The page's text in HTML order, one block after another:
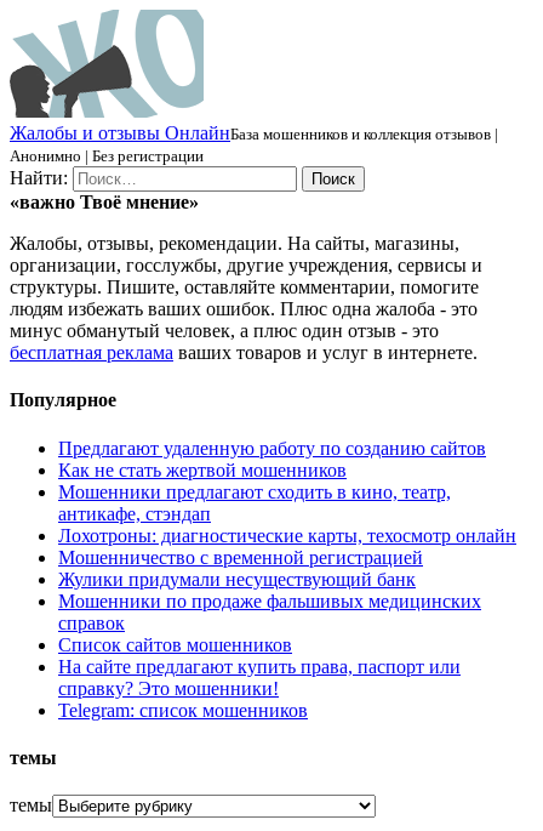
Жалобы и отзывы ОнлайнБаза мошенников и коллекция отзывов |
Анонимно | Без регистрации
Найти:
«важно Твоё мнение»
Жалобы, отзывы, рекомендации. На сайты, магазины,
организации, госслужбы, другие учреждения, сервисы и
структуры. Пишите, оставляйте комментарии, помогите
людям избежать ваших ошибок. Плюс одна жалоба - это
минус обманутый человек, а плюс один отзыв - это
бесплатная реклама ваших товаров и услуг в интернете.
Популярное
Предлагают удаленную работу по созданию сайтов
Как не стать жертвой мошенников
Мошенники предлагают сходить в кино, театр,
антикафе, стэндап
Лохотроны: диагностические карты, техосмотр онлайн
Мошенничество с временной регистрацией
Жулики придумали несуществующий банк
Мошенники по продаже фальшивых медицинских
справок
Список сайтов мошенников
На сайте предлагают купить права, паспорт или
справку? Это мошенники!
Telegram: список мошенников
темы
темы